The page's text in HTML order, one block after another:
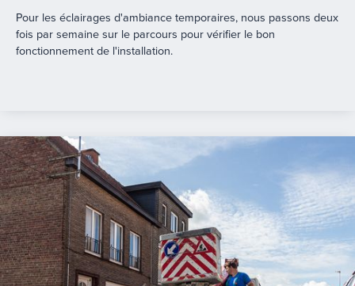
Pour les éclairages d'ambiance temporaires, nous passons deux
fois par semaine sur le parcours pour vérifier le bon
fonctionnement de l'installation.